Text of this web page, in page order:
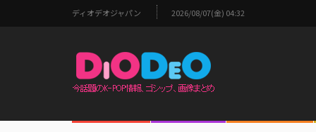
ディオデオジャパン 2026/08/07(金) 04:32